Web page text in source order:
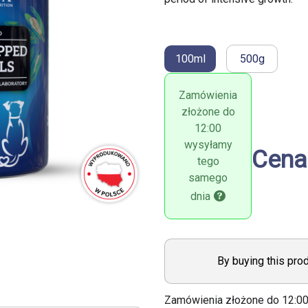
100ml 500g
Zamówienia
złożone do
12:00
wysyłamy
tego
samego
dnia
By buying this
Zamówienia złożone do